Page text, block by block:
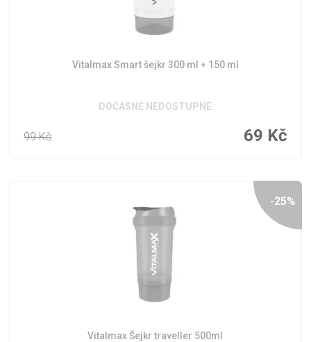
Vitalmax Smart šejkr 300 ml + 150 ml
DOČASNĚ NEDOSTUPNÉ
99Kč 69 Kč
-25%
Vitalmax Šejkr traveller 500ml